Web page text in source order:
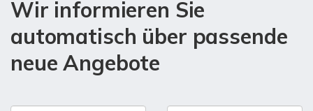
Wir informieren Sie
automatisch über passende
neue Angebote